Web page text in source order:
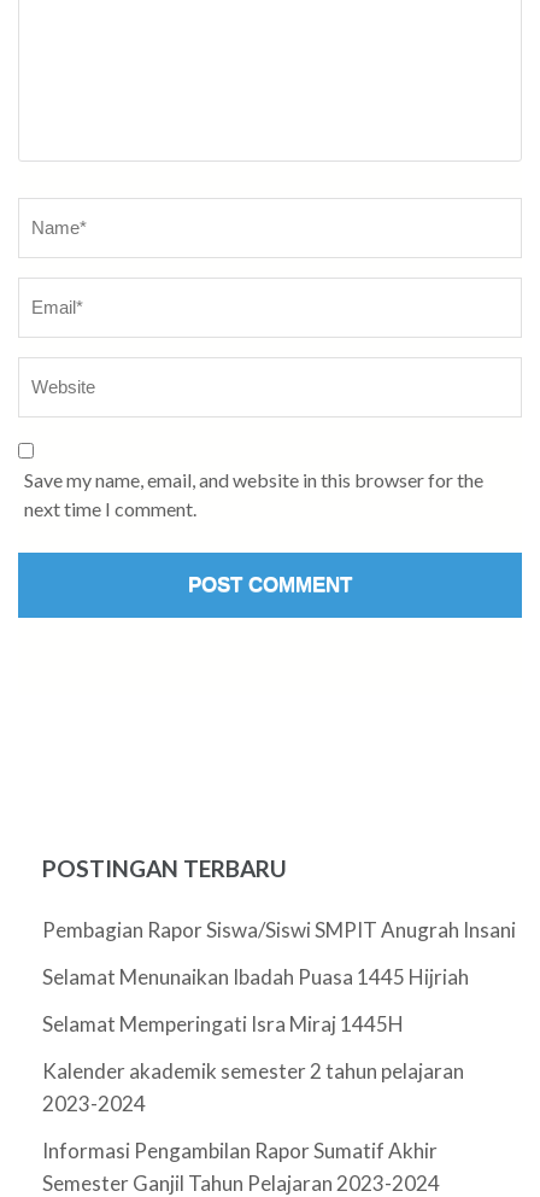
Save my name, email, and website in this browser for the
next time I comment.
POSTINGAN TERBARU
Pembagian Rapor Siswa/Siswi SMPIT Anugrah Insani
Selamat Menunaikan Ibadah Puasa 1445 Hijriah
Selamat Memperingati Isra Miraj 1445H
Kalender akademik semester 2 tahun pelajaran
2023-2024
Informasi Pengambilan Rapor Sumatif Akhir
Semester Ganjil Tahun Pelajaran 2023-2024